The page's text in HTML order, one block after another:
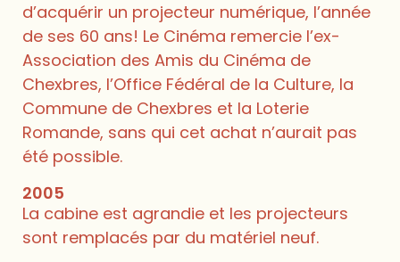
d’acquérir un projecteur numérique, l’année
de ses 60 ans! Le Cinéma remercie l’ex-
Association des Amis du Cinéma de
Chexbres, l’Office Fédéral de la Culture, la
Commune de Chexbres et la Loterie
Romande, sans qui cet achat n’aurait pas
été possible.
2005
La cabine est agrandie et les projecteurs
sont remplacés par du matériel neuf.